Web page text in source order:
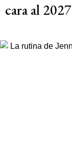
cara al 2027